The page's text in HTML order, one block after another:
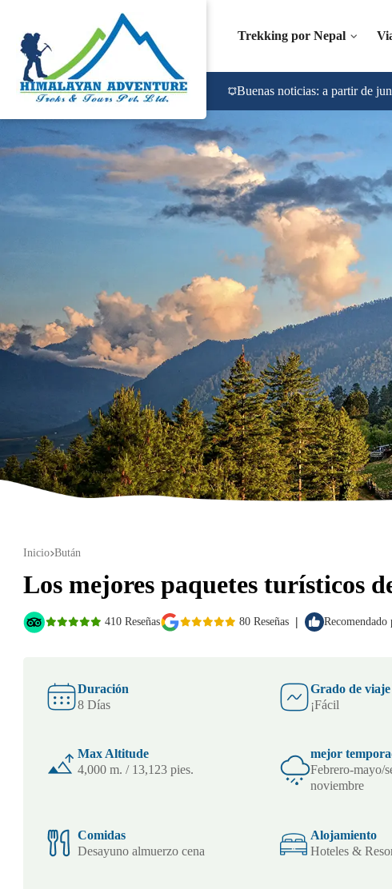
Trekking por Nepal
Buenas noticias: a partir de
Inicio Bután
Los mejores paquetes turísticos
410 Reseñas 80 Reseñas |
Duración
8 Días
Grado de viaje
¡Fácil
Max Altitude
4,000 m. / 13,123 pies.
mejor
Febrero-mayo/
noviembre
Comidas
Desayuno almuerzo cena
Alojamiento
Hoteles &